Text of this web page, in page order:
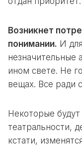
Возникнет
понимании. И
незначительные
ином свете. Не
вещах. Все ради
Некоторые
театральности,
кстати,